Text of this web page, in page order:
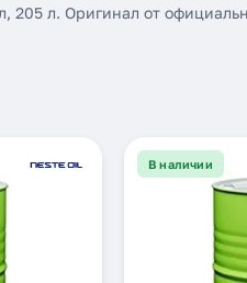
205 л. Оригинал от
В наличии